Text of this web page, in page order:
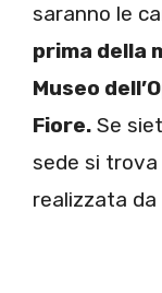
saranno le
prima della
Museo
Fiore. Se
sede si
realizzata da